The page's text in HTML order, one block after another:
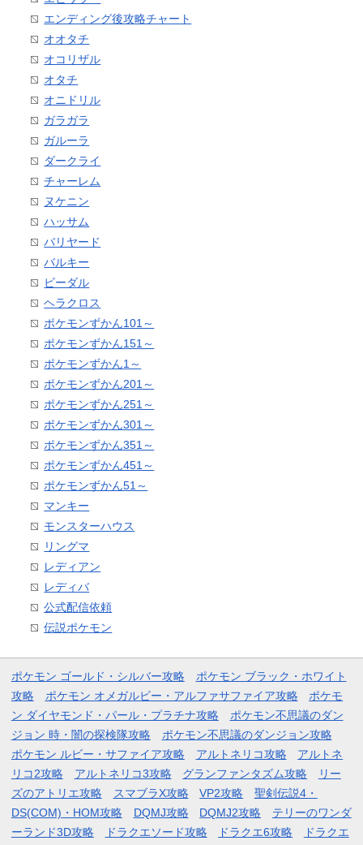
エンディング後攻略チャート
オオタチ
オコリザル
オタチ
オニドリル
ガラガラ
ガルーラ
ダークライ
チャーレム
ヌケニン
ハッサム
バリヤード
バルキー
ビーダル
ヘラクロス
ポケモンずかん101～
ポケモンずかん151～
ポケモンずかん1～
ポケモンずかん201～
ポケモンずかん251～
ポケモンずかん301～
ポケモンずかん351～
ポケモンずかん451～
ポケモンずかん51～
マンキー
モンスターハウス
リングマ
レディアン
レディバ
公式配信依頼
伝説ポケモン
ポケモン ゴールド・シルバー攻略
ポケモン ブラック・ホワイト
攻略
ポケモン オメガルビー・アルファサファイア攻略
ポケモ
ン ダイヤモンド・パール・プラチナ攻略
ポケモン不思議のダン
ジョン 時・闇の探検隊攻略
ポケモン不思議のダンジョン攻略
ポケモン ルビー・サファイア攻略
アルトネリコ攻略
アルトネ
リコ2攻略
アルトネリコ3攻略 グランファンタズム攻略
リー
ズのアトリエ攻略
スマブラX攻略 VP2攻略
聖剣伝説4・
DS(COM)・HOM攻略
DQMJ攻略 DQMJ2攻略
テリーのワンダ
ーランド3D攻略
ドラクエソード攻略 ドラクエ6攻略
ドラクエ